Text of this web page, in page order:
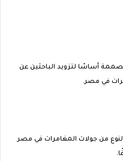
أساسًا لتزويد الباحثين عن
في مصر.
من جولات المغامرات في مصر